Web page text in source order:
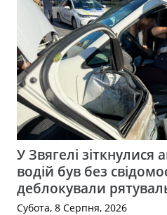
У Звягелі зіткнулися
водій був без
деблокували
Субота, 8 Серпня, 2026